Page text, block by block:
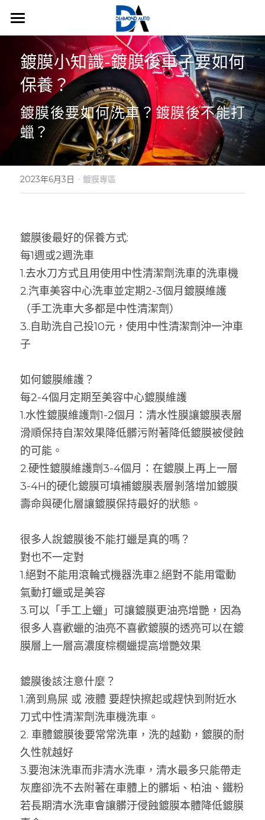
鍍膜方案
維護方案
美容分店
汽車知識
搜索
鍍膜小知識-鍍膜後車子要如何
保養？
鍍膜後要如何洗車？鍍膜後不能打
蠟？
2023年6月3日 · 鍍膜專區
鍍膜後最好的保養方式:
每1週或2週洗車
1.去水刀方式且用使用中性清潔劑洗車的洗車機
2.汽車美容中心洗車並定期2-3個月鍍膜維護
（手工洗車大多都是中性清潔劑）
3..自助洗自己投10元，使用中性清潔劑沖一沖車
子
如何鍍膜維護？
每2-4個月定期至美容中心鍍膜維護
1.水性鍍膜維護劑1-2個月：清水性膜讓鍍膜表層
滑順保持自潔效果降低髒污附著降低鍍膜被侵蝕
的可能。
2.硬性鍍膜維護劑3-4個月：在鍍膜上再上一層
3-4H的硬化鍍膜可填補鍍膜表層剝落增加鍍膜
壽命與硬化層讓鍍膜保持最好的狀態。
很多人說鍍膜後不能打蠟是真的嗎？
對也不一定對
1.絕對不能用滾輪式機器洗車2.絕對不能用電動
氣動打蠟或是美容
3.可以「手工上蠟」可讓鍍膜更油亮增艷，因為
很多人喜歡蠟的油亮不喜歡鍍膜的透亮可以在鍍
膜層上一層高濃度棕櫚蠟提高增艷效果
鍍膜後該注意什麼？
1.滴到鳥屎 或 液體 要趕快擦起或趕快到附近水
刀式中性清潔劑洗車機洗車。
2. 車體鍍膜後要常常洗車，洗的越勤，鍍膜的耐
久性就越好
3.要泡沫洗車而非清水洗車，清水最多只能帶走
灰塵卻洗不去附著在車體上的髒垢、柏油、鐵粉
若長期清水洗車會讓髒汙侵蝕鍍膜本體降低鍍膜
商品分類
所有商品分類